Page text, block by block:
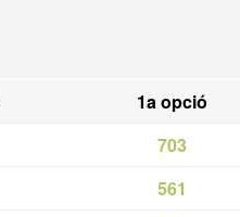
1a opció
703
561